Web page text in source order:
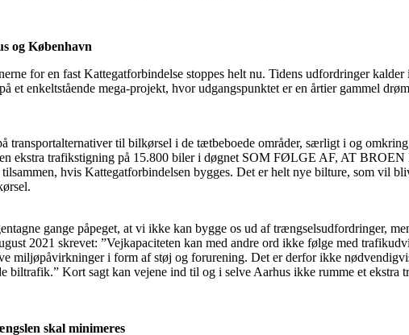
og København
for en fast Kattegatforbindelse stoppes helt nu. Tidens udfordringer
et enkeltstående mega-projekt, hvor udgangspunktet er en årtier gammel
transportalternativer til bilkørsel i de tætbeboede områder, særligt i og
ekstra trafikstigning på 15.800 biler i døgnet SOM FØLGE AF, AT
hvis Kattegatforbindelsen bygges. Det er helt nye bilture, som vil
gange påpeget, at vi ikke kan bygge os ud af trængselsudfordringer,
2021 skrevet: ”Vejkapaciteten kan med andre ord ikke følge med
miljøpåvirkninger i form af støj og forurening. Det er derfor ikke
biltrafik.” Kort sagt kan vejene ind til og i selve Aarhus ikke rumme et
skal minimeres